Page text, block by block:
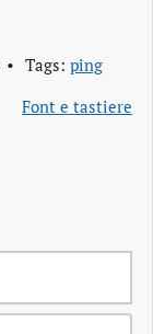
Tags: ping
Font e tastiere